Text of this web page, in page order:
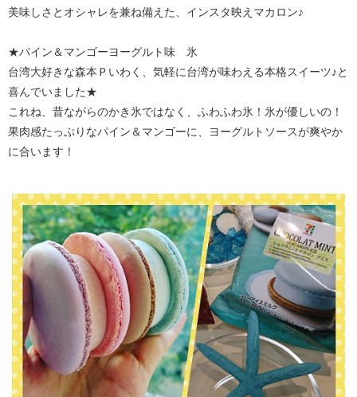
美味しさとオシャレを兼ね備えた、インスタ映えマカロン♪
★パイン＆マンゴーヨーグルト味 氷
台湾大好きな森本Ｐいわく、気軽に台湾が味わえる本格スイーツ♪と
喜んでいました★
これね、昔ながらのかき氷ではなく、ふわふわ氷！氷が優しいの！
果肉感たっぷりなパイン＆マンゴーに、ヨーグルトソースが爽やか
に合います！